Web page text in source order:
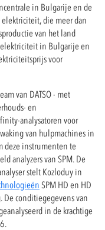
in Bulgarije en de
die meer dan
van het land
in Bulgarije en
voor
van DATSO - met
en
analysatoren voor
van hulpmachines in
deze instrumenten te
analyzers van SPM. De
stelt Kozloduy in
SPM HD en HD
De conditiegegevens van
in de krachtige